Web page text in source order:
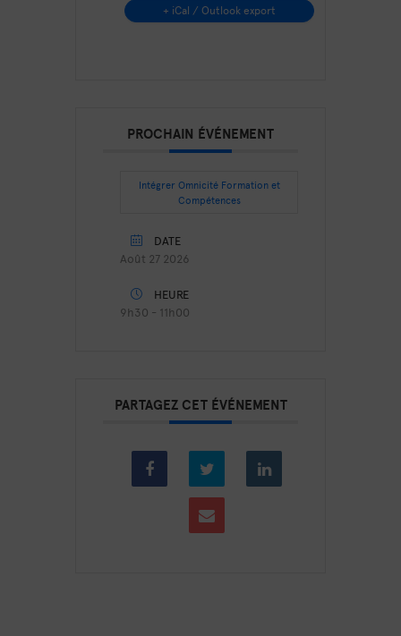
+ iCal / Outlook export
PROCHAIN ÉVÉNEMENT
Intégrer Omnicité Formation et
Compétences
DATE
Août 27 2026
HEURE
9h30 - 11h00
PARTAGEZ CET ÉVÉNEMENT